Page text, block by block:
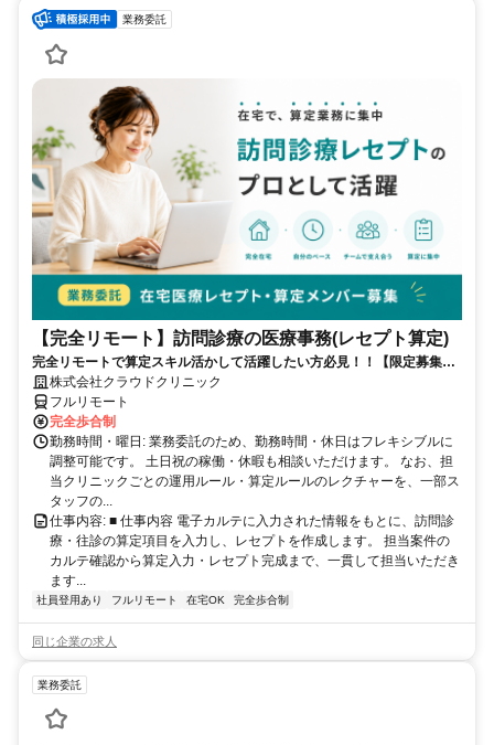
業務委託
【完全リモート】訪問診療の医療事務(レセプト算定)
完全リモートで算定スキル活かして活躍したい方必見！！【限定募集】
完全リモート｜在宅医療レセプト算定（成果報酬型／業務委託）
株式会社クラウドクリニック
フルリモート
完全歩合制
勤務時間・曜日: 業務委託のため、勤務時間・休日はフレキシブルに
調整可能です。 土日祝の稼働・休暇も相談いただけます。 なお、担
当クリニックごとの運用ルール・算定ルールのレクチャーを、一部ス
タッフの...
仕事内容: ■ 仕事内容 電子カルテに入力された情報をもとに、訪問診
療・往診の算定項目を入力し、レセプトを作成します。 担当案件の
カルテ確認から算定入力・レセプト完成まで、一貫して担当いただき
ます...
社員登用あり フルリモート 在宅OK 完全歩合制
同じ企業の求人
業務委託